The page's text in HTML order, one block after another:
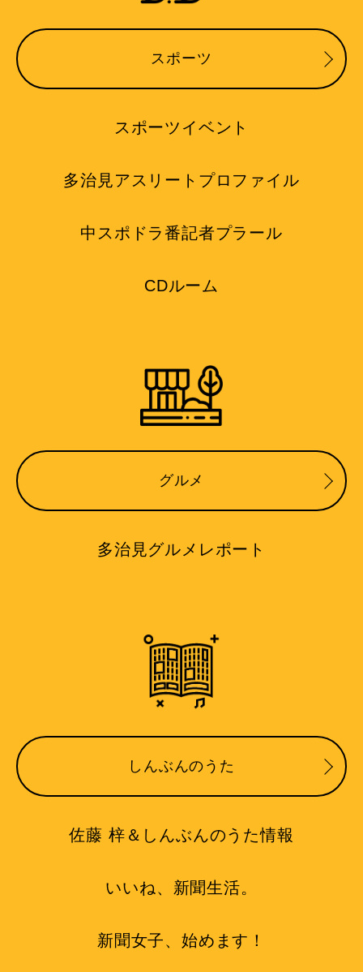
スポーツ
スポーツイベント
多治見アスリートプロファイル
中スポドラ番記者プラール
CDルーム
グルメ
多治見グルメレポート
しんぶんのうた
佐藤 梓＆しんぶんのうた情報
いいね、新聞生活。
新聞女子、始めます！